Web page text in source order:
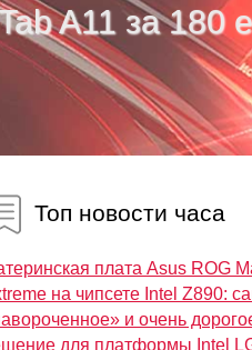
A11 за 180
Топ новости часа
плата Asus ROG
на чипсете Intel Z890:
и очень
для платформы Intel